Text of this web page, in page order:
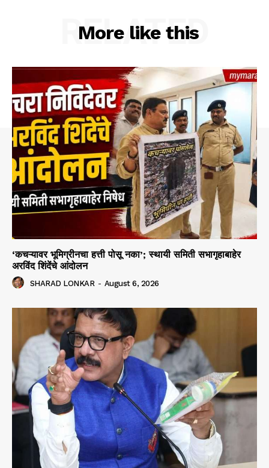
More like this
RELATED
‘कचऱ्यावर भूमिग्रीनचा हत्ती पोसू नका’; स्थायी समिती सभागृहाबाहेर
अरविंद शिंदेंचे आंदोलन
SHARAD LONKAR - August 6, 2026